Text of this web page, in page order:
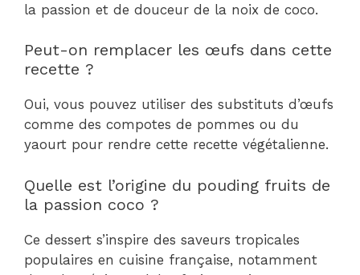
la passion et de douceur de la noix de coco.
Peut-on remplacer les œufs dans cette
recette ?
Oui, vous pouvez utiliser des substituts d’œufs
comme des compotes de pommes ou du
yaourt pour rendre cette recette végétalienne.
Quelle est l’origine du pouding fruits de
la passion coco ?
Ce dessert s’inspire des saveurs tropicales
populaires en cuisine française, notamment